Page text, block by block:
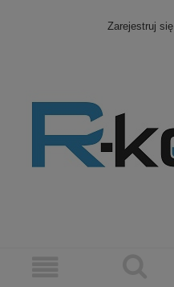
Zarejestruj się